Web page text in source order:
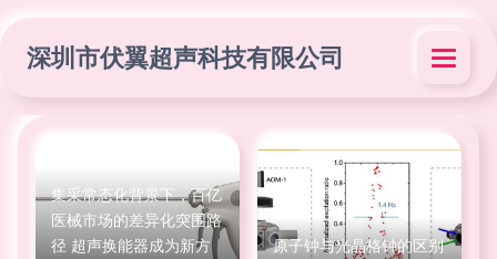
深圳市伏翼超声科技有限公司
集采常态化背景下，百亿
医械市场的差异化突围路
径 超声换能器成为新方
原子钟与光晶格钟的区别